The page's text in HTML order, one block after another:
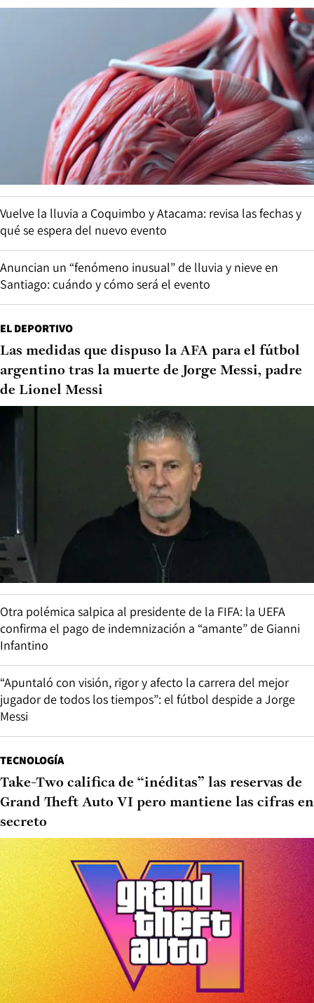
Vuelve la lluvia a Coquimbo y Atacama: revisa las fechas y
qué se espera del nuevo evento
Anuncian un “fenómeno inusual” de lluvia y nieve en
Santiago: cuándo y cómo será el evento
EL DEPORTIVO
Las medidas que dispuso la AFA para el fútbol
argentino tras la muerte de Jorge Messi, padre
de Lionel Messi
Otra polémica salpica al presidente de la FIFA: la UEFA
confirma el pago de indemnización a “amante” de Gianni
Infantino
“Apuntaló con visión, rigor y afecto la carrera del mejor
jugador de todos los tiempos”: el fútbol despide a Jorge
Messi
TECNOLOGÍA
Take-Two califica de “inéditas” las reservas de
Grand Theft Auto VI pero mantiene las cifras en
secreto